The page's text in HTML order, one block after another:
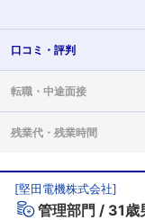
口コミ・ 評判
転職・ 中途面接
残業代・ 残業時間
[堅田電機株式会社]
管理部門 31歳